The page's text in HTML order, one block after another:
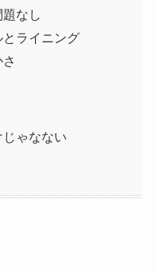
なし
ライニング
ゃなない